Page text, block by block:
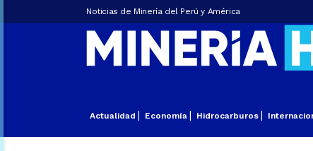
Noticias de Minería del Perú y América
Actualidad Economía Hidrocarburos